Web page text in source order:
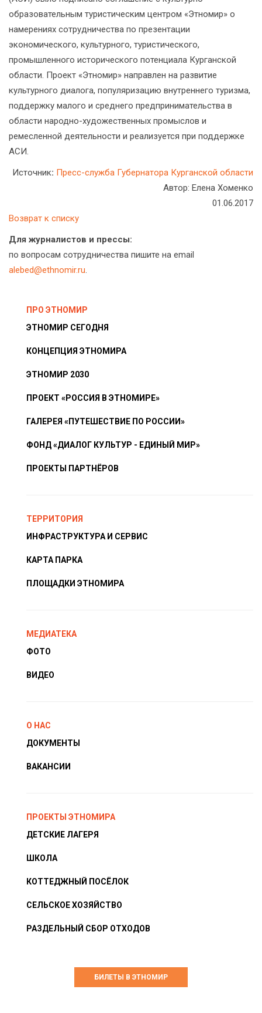
образовательным туристическим центром «Этномир» о
намерениях сотрудничества по презентации
экономического, культурного, туристического,
промышленного исторического потенциала Курганской
области. Проект «Этномир» направлен на развитие
культурного диалога, популяризацию внутреннего туризма,
поддержку малого и среднего предпринимательства в
области народно-художественных промыслов и
ремесленной деятельности и реализуется при поддержке
АСИ.
Источник: Пресс-служба Губернатора Курганской области
Автор: Елена Хоменко
01.06.2017
Возврат к списку
Для журналистов и прессы:
по вопросам сотрудничества пишите на email
alebed@ethnomir.ru.
ПРО ЭТНОМИР
ЭТНОМИР СЕГОДНЯ
КОНЦЕПЦИЯ ЭТНОМИРА
ЭТНОМИР 2030
ПРОЕКТ «РОССИЯ В ЭТНОМИРЕ»
ГАЛЕРЕЯ «ПУТЕШЕСТВИЕ ПО РОССИИ»
ФОНД «ДИАЛОГ КУЛЬТУР - ЕДИНЫЙ МИР»
ПРОЕКТЫ ПАРТНЁРОВ
ТЕРРИТОРИЯ
ИНФРАСТРУКТУРА И СЕРВИС
КАРТА ПАРКА
ПЛОЩАДКИ ЭТНОМИРА
МЕДИАТЕКА
ФОТО
ВИДЕО
О НАС
ДОКУМЕНТЫ
ВАКАНСИИ
ПРОЕКТЫ ЭТНОМИРА
ДЕТСКИЕ ЛАГЕРЯ
ШКОЛА
КОТТЕДЖНЫЙ ПОСЁЛОК
СЕЛЬСКОЕ ХОЗЯЙСТВО
РАЗДЕЛЬНЫЙ СБОР ОТХОДОВ
БИЛЕТЫ В ЭТНОМИР